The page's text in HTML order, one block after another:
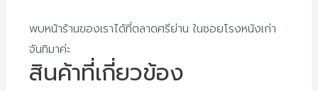
พบหน้าร้านของเราได้ที่ตลาดศรีย่าน ในซอยโรงหนังเก่า
จันทิมาค่ะ
สินค้าที่เกี่ยวข้อง